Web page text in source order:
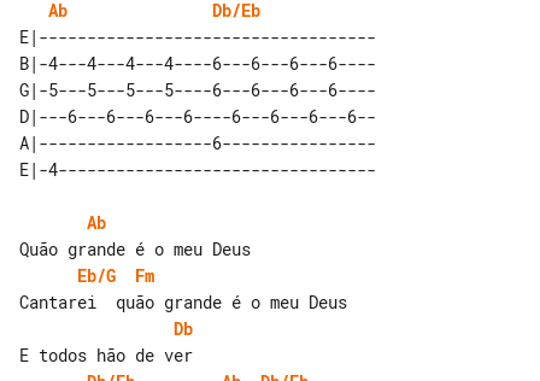
Ab
Db/Eb
E|-----------------------------------
B|-4---4---4---4----6---6---6---6----
G|-5---5---5---5----6---6---6---6----
D|---6---6---6---6----6---6---6---6--
A|------------------6----------------
Ab
Eb/G
Fm
Db